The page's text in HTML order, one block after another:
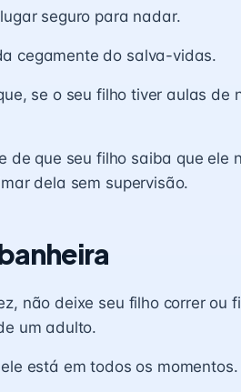
seguro para nadar.
cegamente do salva-vidas.
se o seu filho tiver aulas
de que seu filho saiba que ele
dela sem supervisão.
não deixe seu filho correr ou
um adulto.
está em todos os momentos.